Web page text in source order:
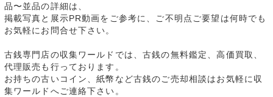
品〜並品の詳細は、
掲載写真と展示PR動画をご参考に、ご不明点ご要望は何時でも
お気軽にお問合せ下さい。
古銭専門店の収集ワールドでは、古銭の無料鑑定、高価買取、
代理販売も行っております。
お持ちの古いコイン、紙幣など古銭のご売却相談はお気軽に収
集ワールドへご連絡下さい。